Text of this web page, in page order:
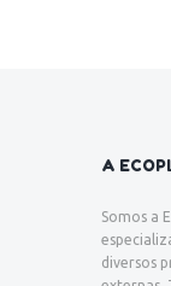
A
Somos a
diversos